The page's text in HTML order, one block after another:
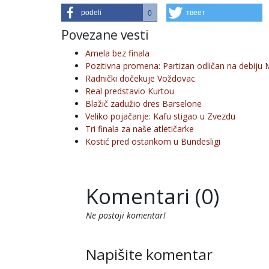
podeli 0 твеет
Povezane vesti
Amela bez finala
Pozitivna promena: Partizan odličan na debiju
Radnički dočekuje Voždovac
Real predstavio Kurtou
Blažič zadužio dres Barselone
Veliko pojačanje: Kafu stigao u Zvezdu
Tri finala za naše atletičarke
Kostić pred ostankom u Bundesligi
Komentari (0)
Ne postoji komentar!
Napišite komentar